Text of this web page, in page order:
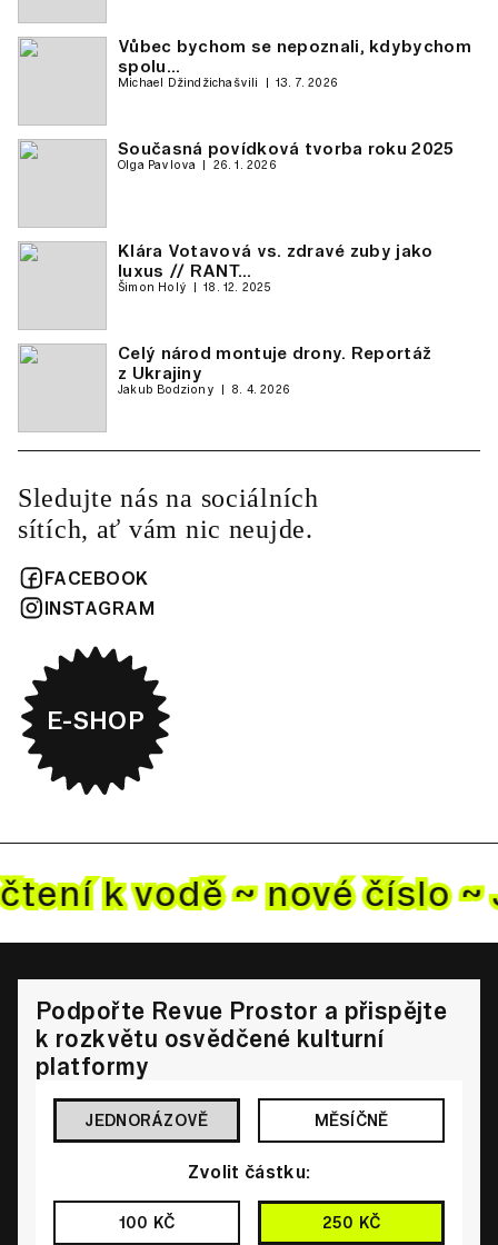
Vůbec bychom se nepoznali, kdybychom
spolu…
Michael Džindžichašvili 13. 7. 2026
Současná povídková tvorba roku 2025
Olga Pavlova 26. 1. 2026
Klára Votavová vs. zdravé zuby jako
luxus // RANT…
Šimon Holý 18. 12. 2025
Celý národ montuje drony. Reportáž
z Ukrajiny
Jakub Bodziony 8. 4. 2026
Sledujte nás na sociálních
sítích, ať vám nic neujde.
FACEBOOK
INSTAGRAM
E-SHOP
čtení k vodě ~ novéčíslo ~
Podpořte Revue Prostor a přispějte
k rozkvětu osvědčené kulturní
platformy
JEDNORÁZOVĚ MĚSÍČNĚ
Zvolit částku:
100 KČ 250 KČ